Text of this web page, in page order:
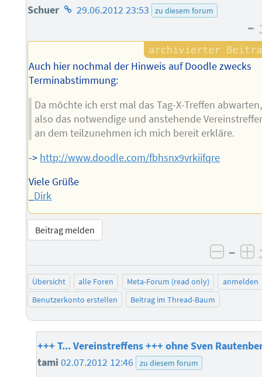
Schuer Homepage
Autors
29.06.2012 23:53 zu diesem forum
–
Auch hier nochmal der Hinweis auf Doodle zwecks
Terminabstimmung:
Da möchte ich erst mal das Tag-X-Treffen abwarten,
also das notwendige und anstehende
an dem teilzunehmen ich mich bereit erkläre.
-> http://www.doodle.com/fbhsnx9vrkiifqre
Viele Grüße
Dirk
Beitrag melden
–
Übersicht alle Foren Meta-Forum (read only)
anmelden
Benutzerkonto erstellen
Beitrag im Thread-Baum
+++ T... Vereinstreffens +++ ohne Sven
tami02.07.2012 12:46 zu diesem forum